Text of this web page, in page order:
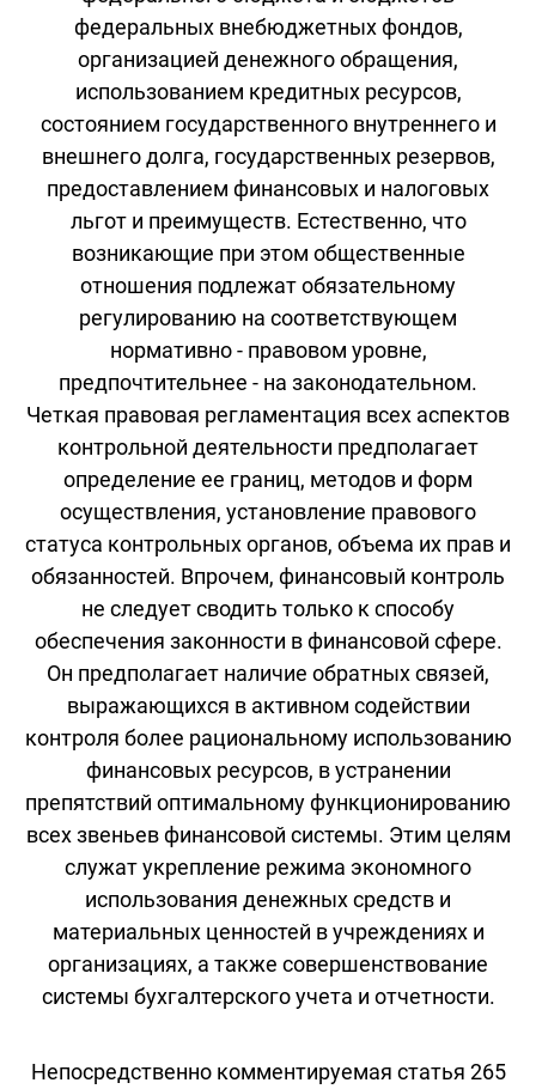
федеральных внебюджетных фондов,
организацией денежного обращения,
использованием кредитных ресурсов,
состоянием государственного внутреннего и
внешнего долга, государственных резервов,
предоставлением финансовых и налоговых
льгот и преимуществ. Естественно, что
возникающие при этом общественные
отношения подлежат обязательному
регулированию на соответствующем
нормативно - правовом уровне,
предпочтительнее - на законодательном.
Четкая правовая регламентация всех аспектов
контрольной деятельности предполагает
определение ее границ, методов и форм
осуществления, установление правового
статуса контрольных органов, объема их прав и
обязанностей. Впрочем, финансовый контроль
не следует сводить только к способу
обеспечения законности в финансовой сфере.
Он предполагает наличие обратных связей,
выражающихся в активном содействии
контроля более рациональному использованию
финансовых ресурсов, в устранении
препятствий оптимальному функционированию
всех звеньев финансовой системы. Этим целям
служат укрепление режима экономного
использования денежных средств и
материальных ценностей в учреждениях и
организациях, а также совершенствование
системы бухгалтерского учета и отчетности.
Непосредственно комментируемая статья 265